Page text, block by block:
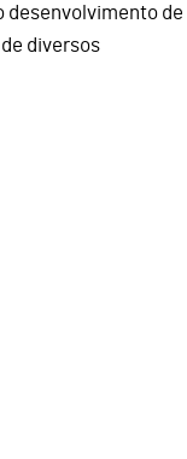
desenvolvimento de
diversos